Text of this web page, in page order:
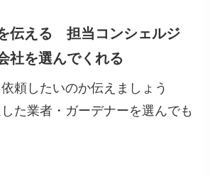
伝える 担当コンシェルジ
社を選んでくれる
頼したいのか伝えましょう
た業者・ガーデナーを選んでも